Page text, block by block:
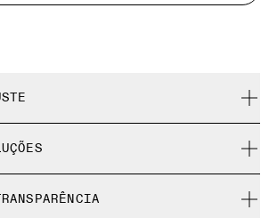
- Tênis femininos
por 30 dias